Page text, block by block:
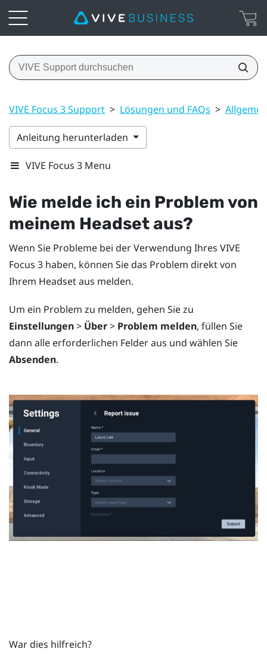
VIVE Focus 3 Support > Lösungen und FAQs >
Anleitung herunterladen
VIVE Focus 3 Menu
Wie melde ich ein Problem von
meinem Headset aus?
Wenn Sie Probleme bei der Verwendung Ihres VIVE
Focus 3 haben, können Sie das Problem direkt von
Ihrem Headset aus melden.
Um ein Problem zu melden, gehen Sie zu
Einstellungen> Über> Problem melden, füllen Sie
dann alle erforderlichen Felder aus und wählen Sie
Absenden.
War dies hilfreich?